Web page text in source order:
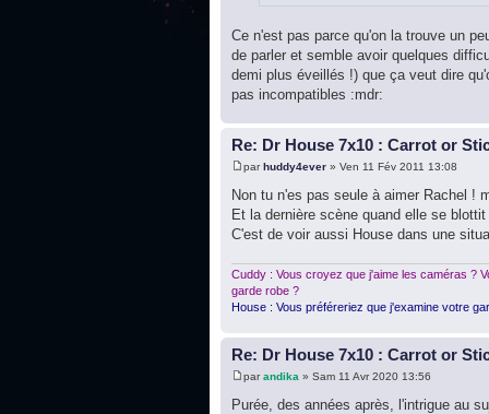
Ce n'est pas parce qu'on la trouve un
de parler et semble avoir quelques
demi plus éveillés !) que ça veut dire
pas incompatibles :mdr:
Re: Dr House 7x10 : Carrot or
parhuddy4ever » Ven 11 Fév 2011 13:08
Non tu n'es pas seule à aimer Rachel !
Et la dernière scène quand elle se
C'est de voir aussi House dans une
Cuddy : Vous croyez que j'aime les caméras ?
garde robe ?
House : Vous préféreriez que j'examine votre
Re: Dr House 7x10 : Carrot or
parandika » Sam 11 Avr 2020 13:56
Purée, des années après, l'intrigue au